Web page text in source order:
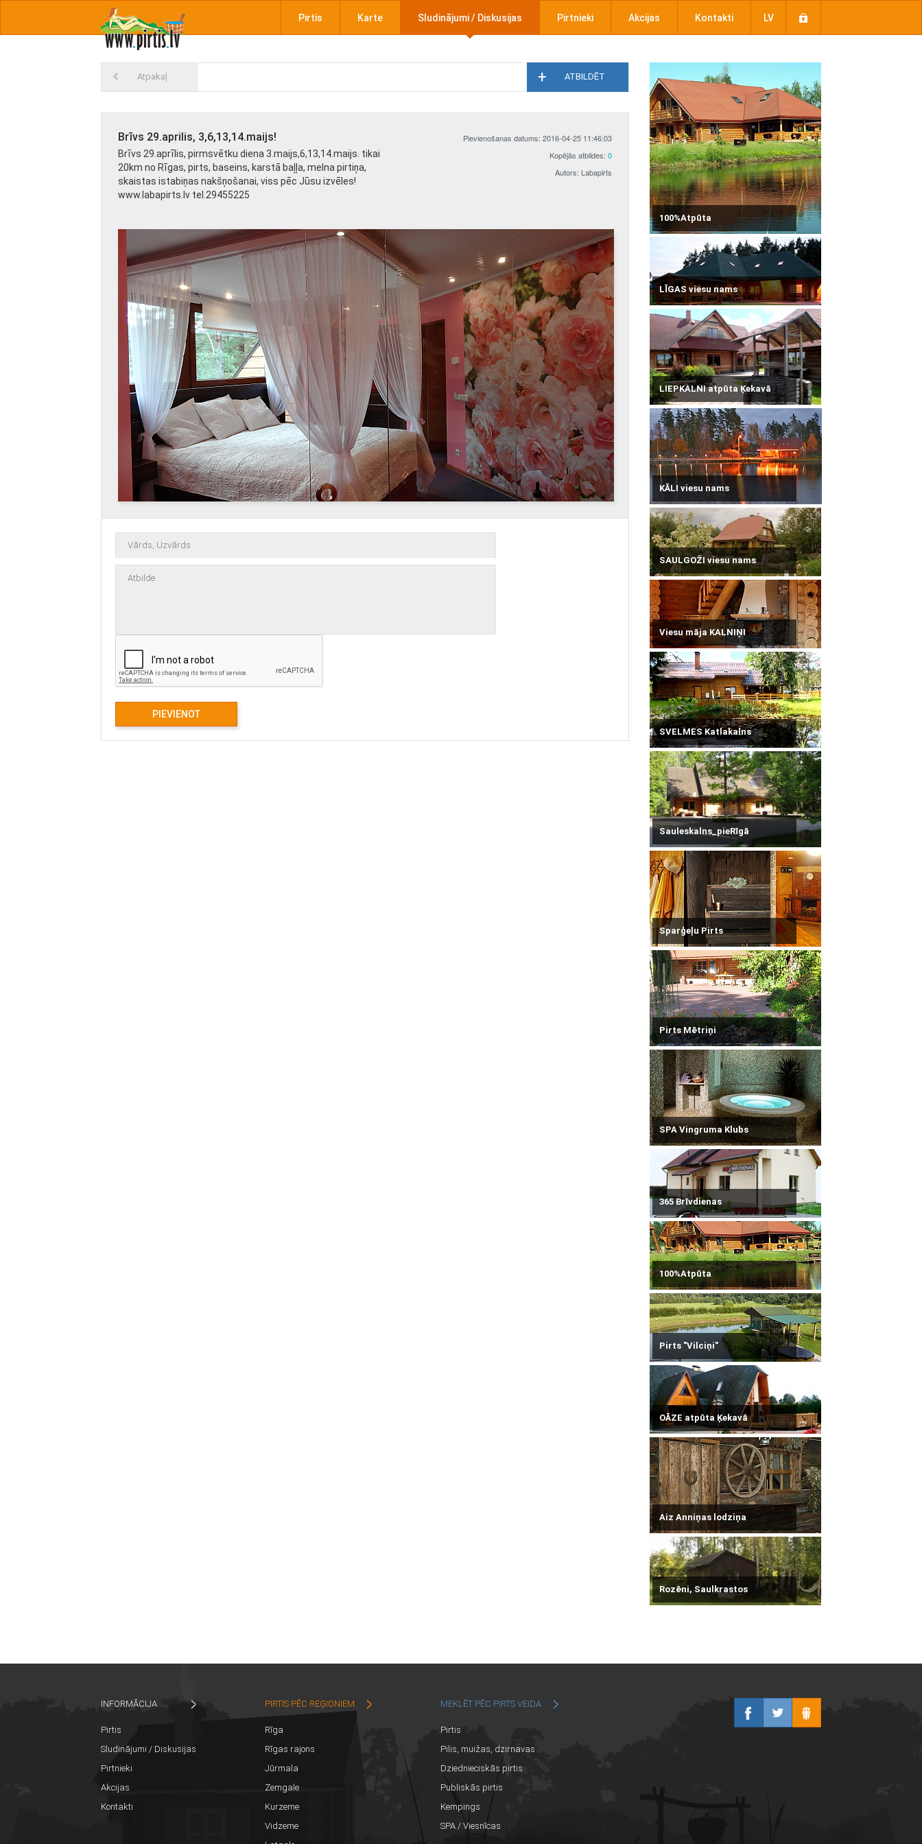
Pirtis Karte Sludinājumi / Diskusijas Pirtnieki Akcijas Kontakti LV
100%Atpūta
LĪGAS viesu nams
LIEPKALNI atpūta Ķekavā
KĀLI viesu nams
SAULGOŽI viesu nams
Viesu māja KALNIŅI
SVELMES Katlakalns
Sauleskalns_pieRīgā
Sparģeļu Pirts
Pirts Mētriņi
SPA Vingruma Klubs
365 Brīvdienas
100%Atpūta
Pirts "Vilciņi"
OĀZE atpūta Ķekavā
Aiz Anniņas lodziņa
Rozēni, Saulkrastos
Atpakaļ ATBILDĒT
Brīvs 29.aprilis, 3,6,13,14.maijs!
Brīvs 29.aprīlis, pirmsvētku diena 3.maijs,6,13,14.maijs. tikai
20km no Rīgas, pirts, baseins, karstā baļļa, melna pirtiņa,
skaistas istabiņas nakšņošanai, viss pēc Jūsu izvēles!
www.labapirts.lv tel.29455225
Pievienošanas datums: 2016-04-25 11:46:03
Kopējās atbildes: 0
Autors: Labapirts
INFORMĀCIJA
Pirtis
Sludinājumi / Diskusijas
Pirtnieki
Akcijas
Kontakti
PIRTIS PĒC REĢIONIEM
Rīga
Rīgas rajons
Jūrmala
Zemgale
Kurzeme
Vidzeme
MEKLĒT PĒC PIRTS VEIDA
Pirtis
Pilis, muižas, dzirnavas
Dziednieciskās pirtis
Publiskās pirtis
Kempings
SPA / Viesnīcas